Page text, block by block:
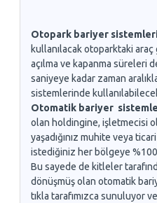
Otopark bariyer
kullanılacak otoparktaki
açılma ve kapanma süreleri
saniyeye kadar zaman
sistemlerinde
Otomatik bariyer
olan holdingine, işletmecisi
yaşadığınız muhite veya
istediğiniz her bölgeye
Bu sayede de kitleler
dönüşmüş olan otomatik
tıkla tarafımızca sunuluyor